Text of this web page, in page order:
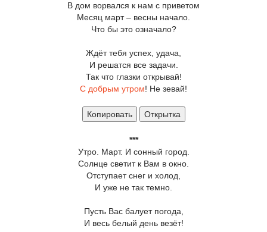
В дом ворвался к нам с приветом
Месяц март – весны начало.
Что бы это означало?
Ждёт тебя успех, удача,
И решатся все задачи.
Так что глазки открывай!
С добрым утром! Не зевай!
Копировать Открытка
***
Утро. Март. И сонный город.
Солнце светит к Вам в окно.
Отступает снег и холод,
И уже не так темно.
Пусть Вас балует погода,
И весь белый день везёт!